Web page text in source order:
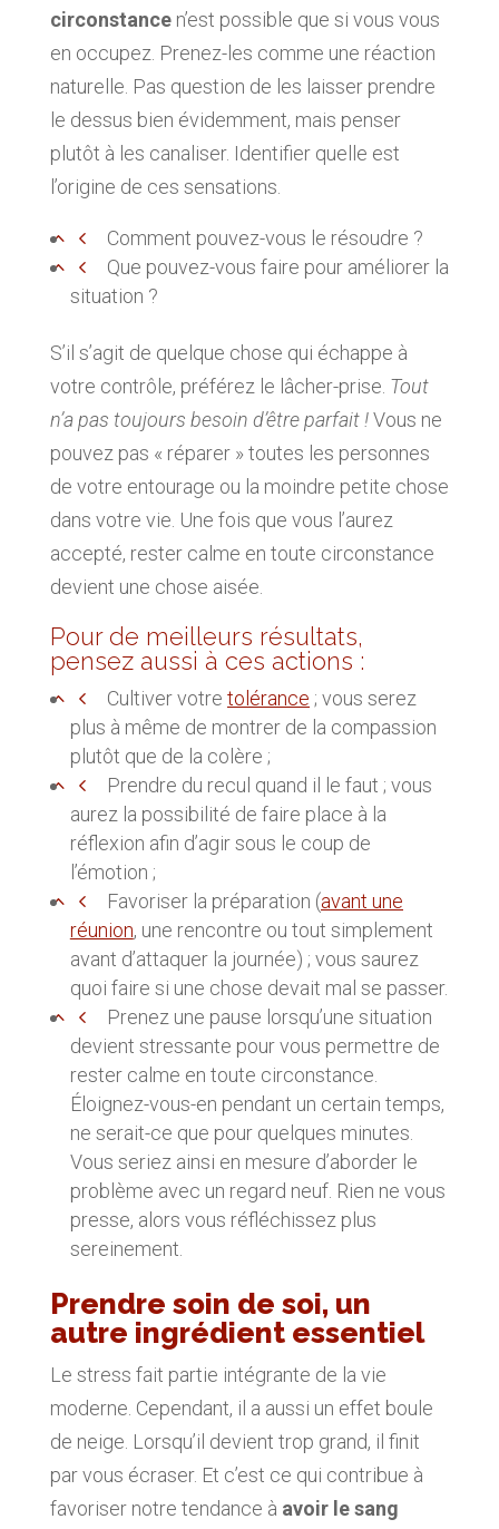
circonstancen’est possible que si vous vous
en occupez. Prenez-les comme une réaction
naturelle. Pas question de les laisser prendre
le dessus bien évidemment, mais penser
plutôt à les canaliser. Identifier quelle est
l’origine de ces sensations.
Comment pouvez-vous le résoudre ?
Que pouvez-vous faire pour améliorer la
situation ?
S’il s’agit de quelque chose qui échappe à
votre contrôle, préférez le lâcher-prise. Tout
n’a pas toujours besoin d’être parfait !Vous ne
pouvez pas « réparer » toutes les personnes
de votre entourage ou la moindre petite chose
dans votre vie. Une fois que vous l’aurez
accepté, rester calme en toute circonstance
devient une chose aisée.
Pour de meilleurs résultats,
pensez aussi à ces actions :
Cultiver votre tolérance ; vous serez
plus à même de montrer de la compassion
plutôt que de la colère ;
Prendre du recul quand il le faut ; vous
aurez la possibilité de faire place à la
réflexion afin d’agir sous le coup de
l’émotion ;
Favoriser la préparation (avant une
réunion, une rencontre ou tout simplement
avant d’attaquer la journée) ; vous saurez
quoi faire si une chose devait mal se passer.
Prenez une pause lorsqu’une situation
devient stressante pour vous permettre de
rester calme en toute circonstance.
Éloignez-vous-en pendant un certain temps,
ne serait-ce que pour quelques minutes.
Vous seriez ainsi en mesure d’aborder le
problème avec un regard neuf. Rien ne vous
presse, alors vous réfléchissez plus
sereinement.
Prendre soin de soi, un
autre ingrédient essentiel
Le stress fait partie intégrante de la vie
moderne. Cependant, il a aussi un effet boule
de neige. Lorsqu’il devient trop grand, il finit
par vous écraser. Et c’est ce qui contribue à
favoriser notre tendance à avoir le sang